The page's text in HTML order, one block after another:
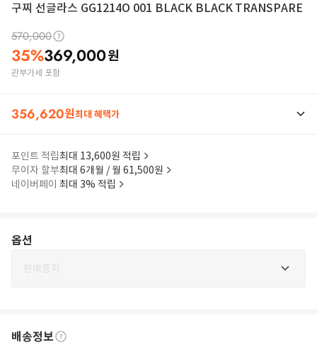
구찌 선글라스 GG1214O 001 BLACK BLACK TRANSPARE
570,000
35%369,000원
관부가세 포함
356,620원최대 혜택가
포인트 적립최대 13,600원 적립
무이자 할부최대 6개월 / 월 61,500원
네이버페이 최대 3% 적립
옵션
판매중지
배송정보